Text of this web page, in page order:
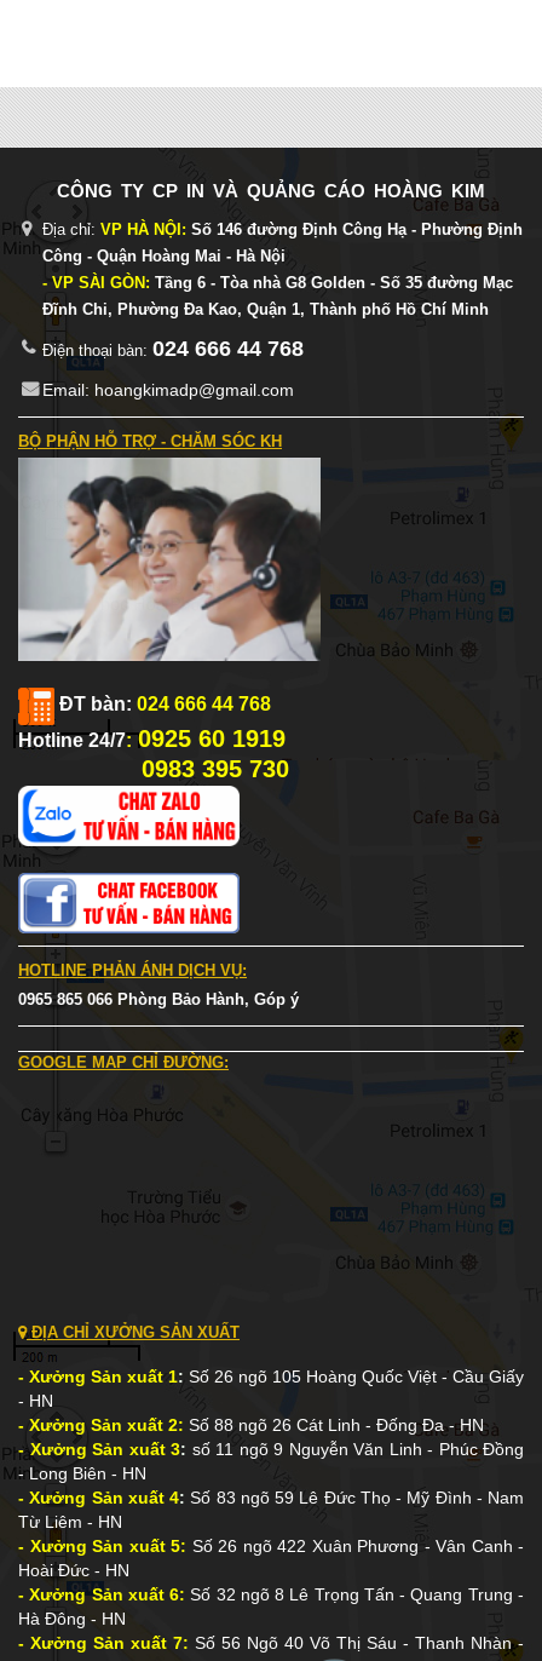
CÔNG TY CP IN VÀ QUẢNG CÁO HOÀNG KIM
Địa chỉ: VP HÀ NỘI: Số 146 đường Định Công Hạ - Phường Định
Công - Quận Hoàng Mai - Hà Nội
- VP SÀI GÒN: Tầng 6 - Tòa nhà G8 Golden - Số 35 đường Mạc
Đĩnh Chi, Phường Đa Kao, Quận 1, Thành phố Hồ Chí Minh
Điện thoại bàn: 024 666 44 768
Email: hoangkimadp@gmail.com
BỘ PHẬN HỖ TRỢ - CHĂM SÓC KH
ĐT bàn: 024 666 44 768
Hotline 24/7: 0925 60 1919
0983 395 730
HOTLINE PHẢN ÁNH DỊCH VỤ:
0965 865 066 Phòng Bảo Hành, Góp ý
GOOGLE MAP CHỈ ĐƯỜNG:
ĐỊA CHỈ XƯỞNG SẢN XUẤT
- Xưởng Sản xuất 1: Số 26 ngõ 105 Hoàng Quốc Việt - Cầu Giấy
- HN
- Xưởng Sản xuất 2: Số 88 ngõ 26 Cát Linh - Đống Đa - HN
- Xưởng Sản xuất 3: số 11 ngõ 9 Nguyễn Văn Linh - Phúc Đồng
- Long Biên - HN
- Xưởng Sản xuất 4: Số 83 ngõ 59 Lê Đức Thọ - Mỹ Đình - Nam
Từ Liêm - HN
- Xưởng Sản xuất 5: Số 26 ngõ 422 Xuân Phương - Vân Canh -
Hoài Đức - HN
- Xưởng Sản xuất 6: Số 32 ngõ 8 Lê Trọng Tấn - Quang Trung -
Hà Đông - HN
- Xưởng Sản xuất 7: Số 56 Ngõ 40 Võ Thị Sáu - Thanh Nhàn -